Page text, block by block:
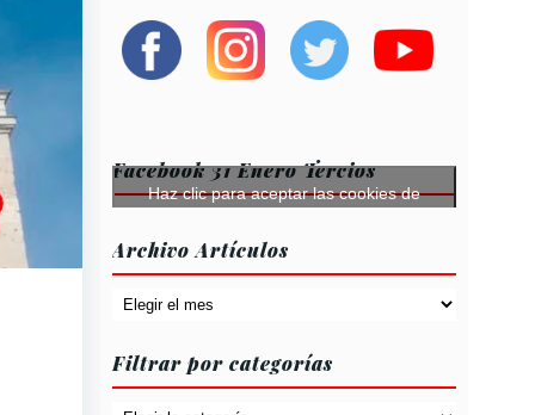
Facebook 31 Enero Tercios
Haz clic para aceptar las cookies de
Archivo Artículos
Archivo
Filtrar por categorías